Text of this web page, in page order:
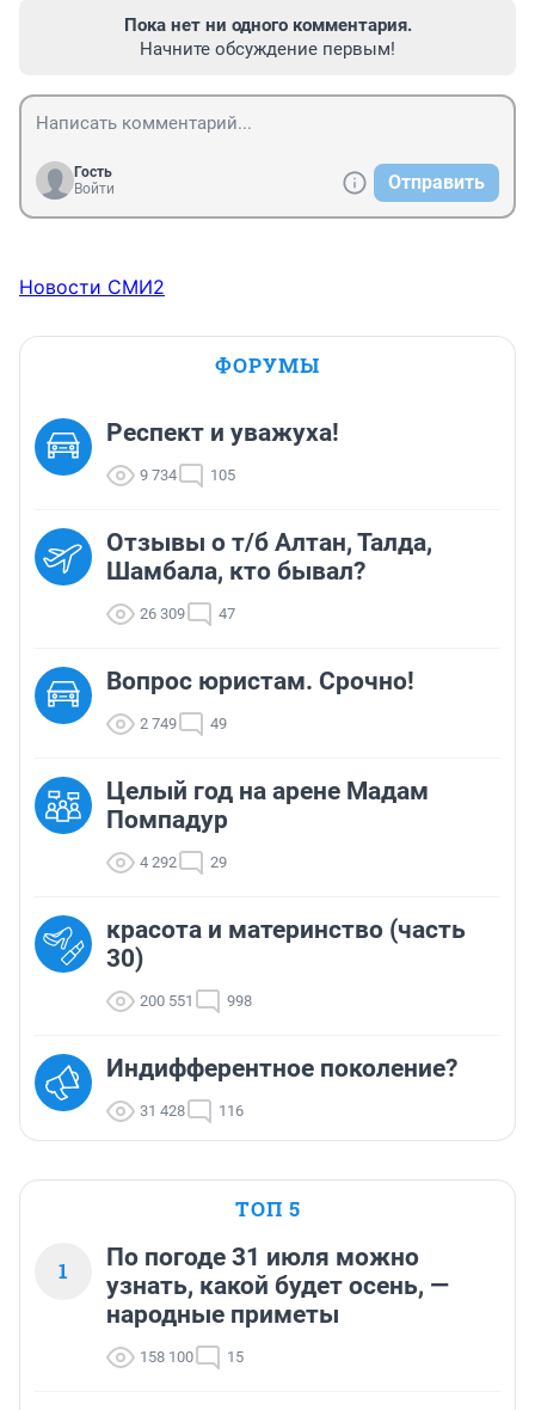
Пока нет ни одного комментария.
Начните обсуждение первым!
Гость
Войти
Отправить
Новости СМИ2
ФОРУМЫ
Респект и уважуха!
9 734 105
Отзывы о т/б Алтан, Талда,
Шамбала, кто бывал?
26 309 47
Вопрос юристам. Срочно!
2 749 49
Целый год на арене Мадам
Помпадур
4 292 29
красота и материнство (часть
30)
200 551 998
Индифферентное поколение?
31 428 116
ТОП 5
1
По погоде 31 июля можно
узнать, какой будет осень, —
народные приметы
158 100 15